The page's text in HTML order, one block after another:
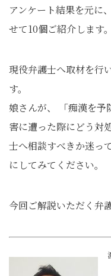
アンケート結果を元に
せて10個ご紹介します。
現役弁護士へ取材を行
す。
娘さんが、 「痴漢を予
害に遭った際にどう対
士へ相談すべきか迷っ
にしてみてください。
今回ご解説いただく弁